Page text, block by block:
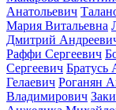
Анатольевич
Мария Витальевна
Дмитрий
Раффи Сергеевич
Сергеевич Братусь
Гелаевич Роганян
Владимирович